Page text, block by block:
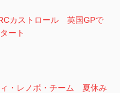
カストロール 英国GPで
ート
ィ・レノボ・チーム 夏休み